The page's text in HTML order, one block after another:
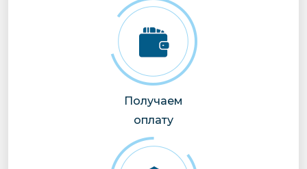
Получаем
оплату